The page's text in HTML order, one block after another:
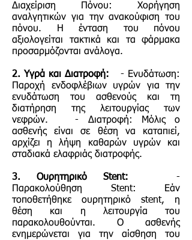
Διαχείριση Πόνου: Χορήγηση
αναλγητικών για την ανακούφιση του
πόνου. Η ένταση του πόνου
αξιολογείται τακτικά και τα φάρμακα
προσαρμόζονται ανάλογα.
2. Υγρά και Διατροφή: - Ενυδάτωση:
Παροχή ενδοφλέβιων υγρών για την
ενυδάτωση του ασθενούς και τη
διατήρηση της λειτουργίας των
νεφρών. - Διατροφή: Μόλις ο
ασθενής είναι σε θέση να καταπιεί,
αρχίζει η λήψη καθαρών υγρών και
σταδιακά ελαφριάς διατροφής.
3. Ουρητηρικό Stent: -
Παρακολούθηση Stent: Εάν
τοποθετήθηκε ουρητηρικό stent, η
θέση και η λειτουργία του
παρακολουθούνται. Ο ασθενής
ενημερώνεται για την αίσθηση του